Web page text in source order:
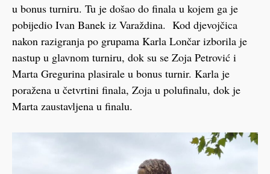
u bonus turniru. Tu je došao do finala u kojem ga je
pobijedio Ivan Banek iz Varaždina. Kod djevojčica
nakon razigranja po grupama Karla Lončar izborila je
nastup u glavnom turniru, dok su se Zoja Petrović i
Marta Gregurina plasirale u bonus turnir. Karla je
poražena u četvrtini finala, Zoja u polufinalu, dok je
Marta zaustavljena u finalu.